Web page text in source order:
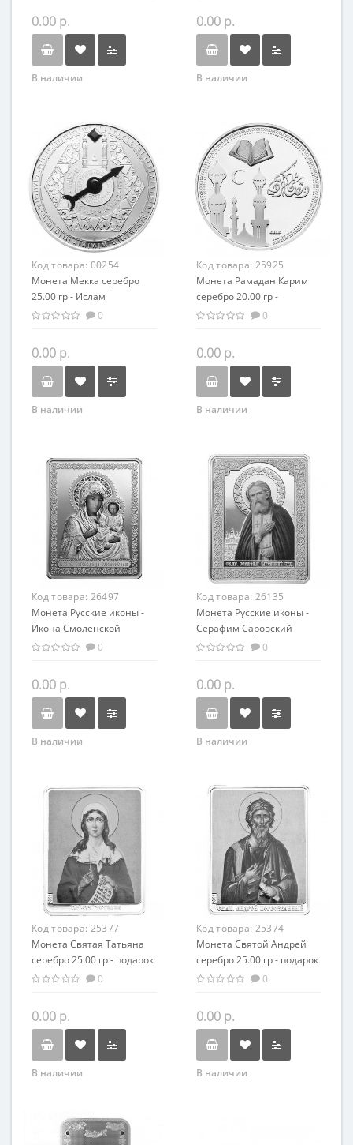
рождения
0.00 р.
В наличии
день рождения
0.00 р.
В наличии
Код товара: 00254
Монета Мекка серебро
25.00 гр - Ислам
Саудовская Аравия
0
0.00 р.
В наличии
Код товара: 25925
Монета Рамадан Карим
серебро 20.00 гр -
Исламский праздник
0
0.00 р.
В наличии
Код товара: 26497
Монета Русские иконы -
Икона Смоленской
Богоматери серебро 25.00
сувенир
0
0.00 р.
В наличии
Код товара: 26135
Монета Русские иконы -
Серафим Саровский
серебро 25.00 гр -
0
0.00 р.
В наличии
Код товара: 25377
Монета Святая Татьяна
серебро 25.00 гр - подарок
икона имени0
0.00 р.
В наличии
Код товара: 25374
Монета Святой Андрей
серебро 25.00 гр - подарок
икона имени0
0.00 р.
В наличии